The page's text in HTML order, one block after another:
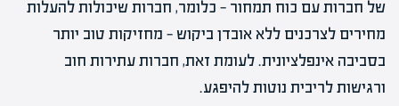
של חברות עם כוח תמחור — כלומר, חברות שיכולות להעלות
מחירים לצרכנים ללא אובדן ביקוש — מחזיקות טוב יותר
בסביבה אינפלציונית. לעומת זאת, חברות עתירות חוב
ורגישות לריבית נוטות להיפגע.